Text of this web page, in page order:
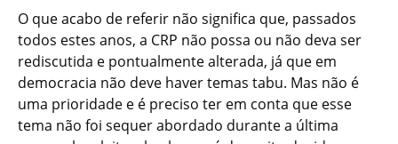
O que acabo de referir não significa que, passados
todos estes anos, a CRP não possa ou não deva ser
rediscutida e pontualmente alterada, já que em
democracia não deve haver temas tabu. Mas não é
uma prioridade e é preciso ter em conta que esse
tema não foi sequer abordado durante a última